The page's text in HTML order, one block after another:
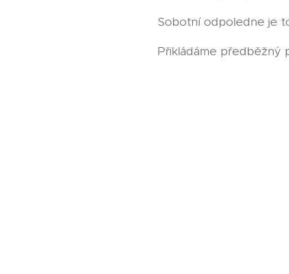
Sobotní odpoledne je
Přikládáme předběžný